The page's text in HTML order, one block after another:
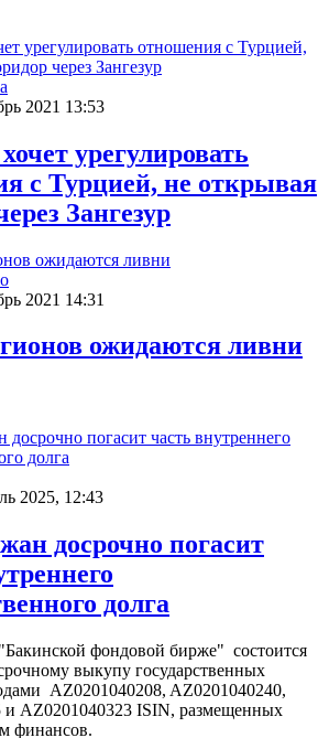
2021 13:53
урегулировать
с Турцией, не открывая
Зангезур
2021 14:31
ожидаются ливни
2025, 12:43
досрочно погасит
долга
фондовой бирже" состоится
выкупу государственных
AZ0201040208, AZ0201040240,
и AZ0201040323 ISIN, размещенных
финансов.